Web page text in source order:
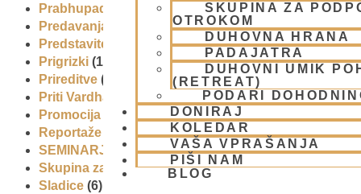
SKUPINA ZA
OTROKOM
DUHOVNA HRANA
PADAJATRA
DUHOVNI UMIK
(RETREAT)
PODARI
DONIRAJ
KOLEDAR
VAŠA VPRAŠANJA
PIŠI NAM
BLOG
Prabhupadovi učenci in ostali(3)
Predavanja
Predstavitev
Prigrizki (1)
Prireditve (7)
Priti Vardhana das
(1)
Promocija in izobrazevanje (3)
Reportaže
SEMINARJI IN TEČAJ(5)
Skupina za podporo družinam in otrokom (CPT)(1)
Sladice (6)